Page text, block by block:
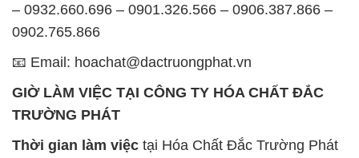
– 0932.660.696 – 0901.326.566 – 0906.387.866 –
0902.765.866
📧 Email: hoachat@dactruongphat.vn
GIỜ LÀM VIỆC TẠI CÔNG TY HÓA CHẤT ĐẮC
TRƯỜNG PHÁT
Thời gian làm việc tại Hóa Chất Đắc Trường Phát